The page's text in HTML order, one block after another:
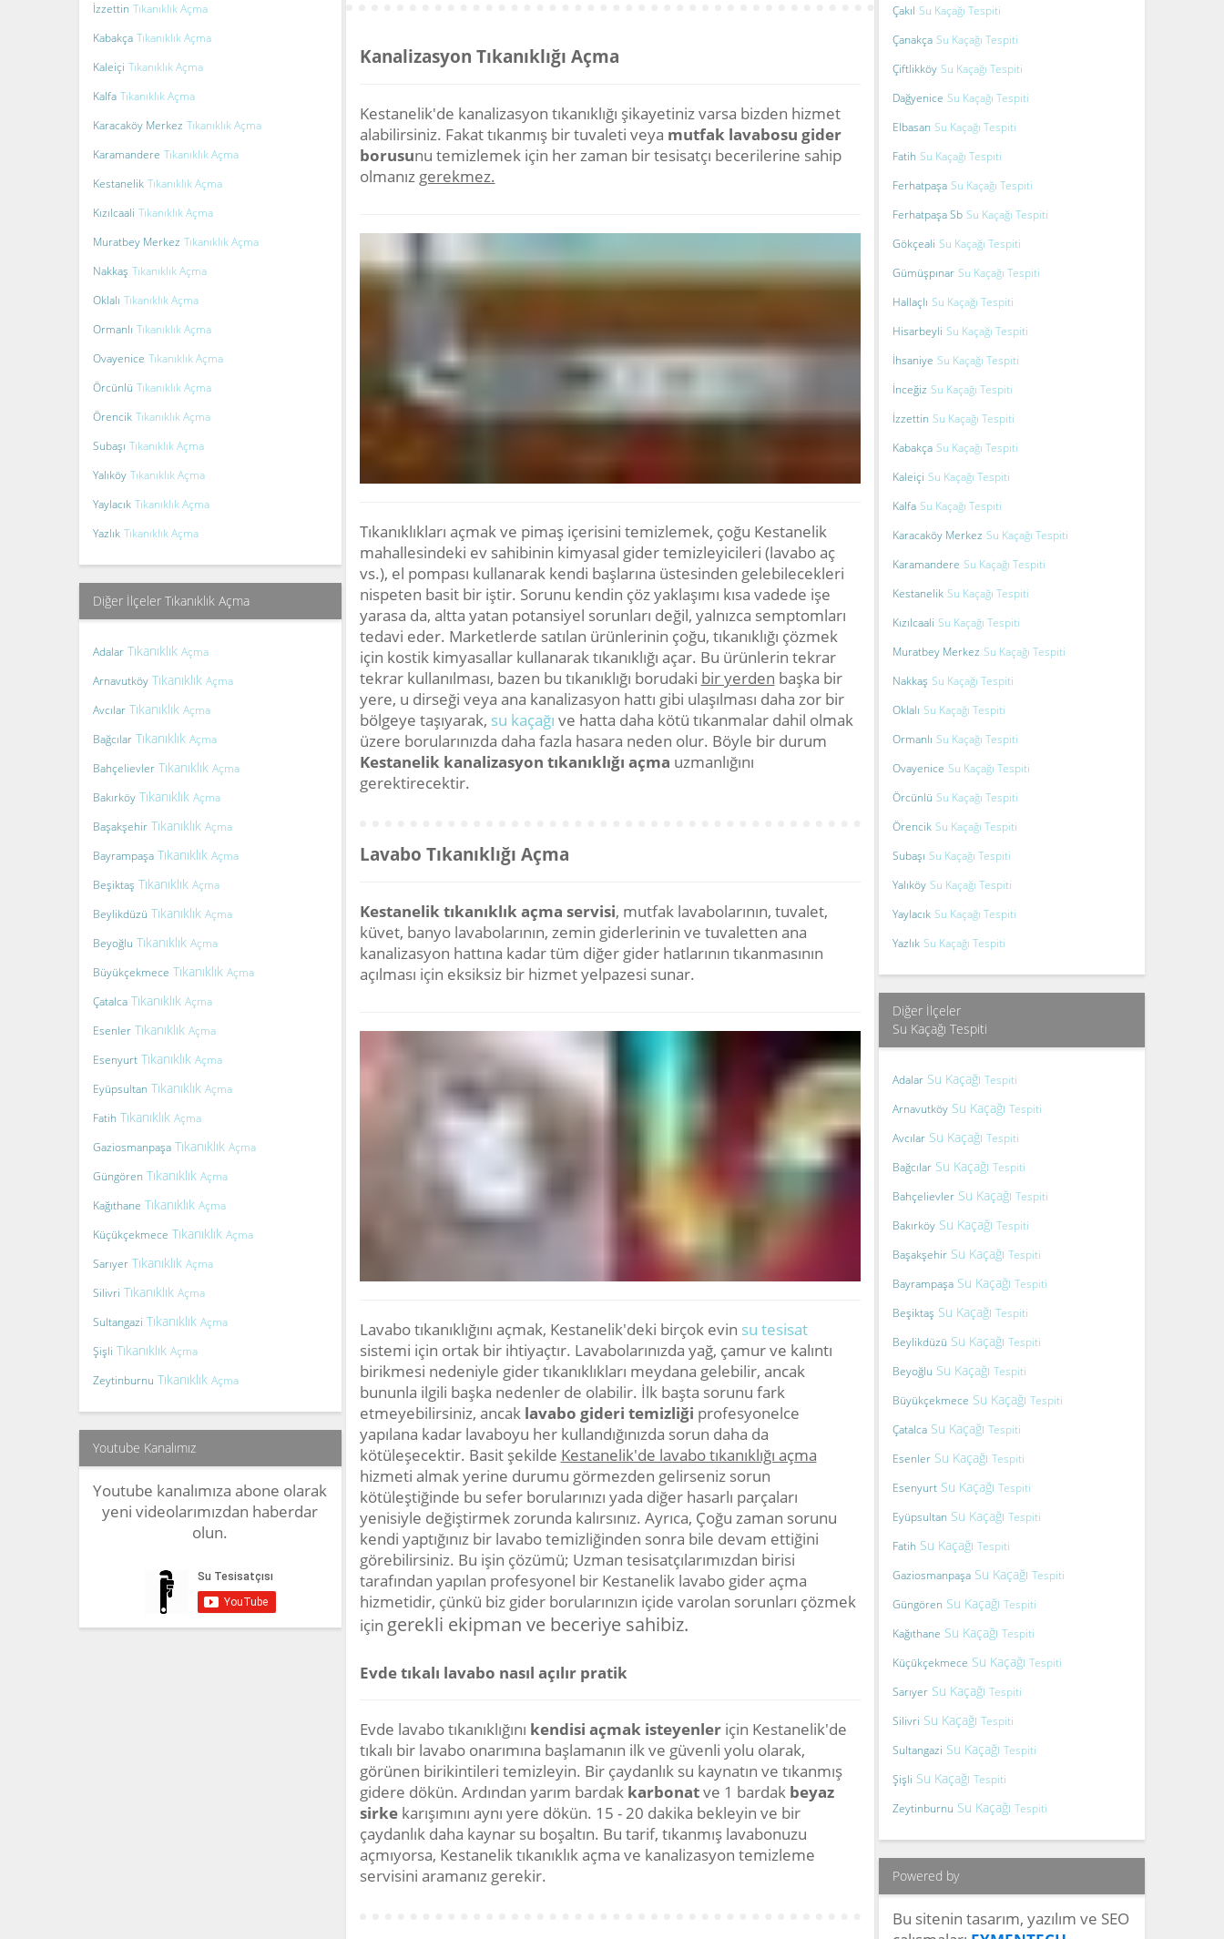
Kanalizasyon Tıkanıklığı Açma
Kestanelik'de kanalizasyon tıkanıklığı şikayetiniz varsa bizden hizmet
alabilirsiniz. Fakat tıkanmış bir tuvaleti veya mutfak lavabosu gider
borusunu temizlemek için her zaman bir tesisatçı becerilerine sahip
olmanız gerekmez.
Tıkanıklıkları açmak ve pimaş içerisini temizlemek, çoğu Kestanelik
mahallesindeki ev sahibinin kimyasal gider temizleyicileri (lavabo aç
vs.), el pompası kullanarak kendi başlarına üstesinden gelebilecekleri
nispeten basit bir iştir. Sorunu kendin çöz yaklaşımı kısa vadede işe
yarasa da, altta yatan potansiyel sorunları değil, yalnızca semptomları
tedavi eder. Marketlerde satılan ürünlerinin çoğu, tıkanıklığı çözmek
için kostik kimyasallar kullanarak tıkanıklığı açar. Bu ürünlerin tekrar
tekrar kullanılması, bazen bu tıkanıklığı borudaki bir yerden başka bir
yere, u dirseği veya ana kanalizasyon hattı gibi ulaşılması daha zor bir
bölgeye taşıyarak, su kaçağı ve hatta daha kötü tıkanmalar dahil olmak
üzere borularınızda daha fazla hasara neden olur. Böyle bir durum
Kestanelik kanalizasyon tıkanıklığı açma uzmanlığını
gerektirecektir.
Lavabo Tıkanıklığı Açma
Kestanelik tıkanıklık açma servisi, mutfak lavabolarının, tuvalet,
küvet, banyo lavabolarının, zemin giderlerinin ve tuvaletten ana
kanalizasyon hattına kadar tüm diğer gider hatlarının tıkanmasının
açılması için eksiksiz bir hizmet yelpazesi sunar.
Lavabo tıkanıklığını açmak, Kestanelik'deki birçok evin su tesisat
sistemi için ortak bir ihtiyaçtır. Lavabolarınızda yağ, çamur ve kalıntı
birikmesi nedeniyle gider tıkanıklıkları meydana gelebilir, ancak
bununla ilgili başka nedenler de olabilir. İlk başta sorunu fark
etmeyebilirsiniz, ancak lavabo gideri temizliği profesyonelce
yapılana kadar lavaboyu her kullandığınızda sorun daha da
kötüleşecektir. Basit şekilde Kestanelik'de lavabo tıkanıklığı açma
hizmeti almak yerine durumu görmezden gelirseniz sorun
kötüleştiğinde bu sefer borularınızı yada diğer hasarlı parçaları
yenisiyle değiştirmek zorunda kalırsınız. Ayrıca, Çoğu zaman sorunu
kendi yaptığınız bir lavabo temizliğinden sonra bile devam ettiğini
görebilirsiniz. Bu işin çözümü; Uzman tesisatçılarımızdan birisi
tarafından yapılan profesyonel bir Kestanelik lavabo gider açma
hizmetidir, çünkü biz gider borularınızın içide varolan sorunları çözmek
için gerekli ekipman ve beceriye sahibiz.
Evde tıkalı lavabo nasıl açılır pratik
Evde lavabo tıkanıklığını kendisi açmak isteyenleriçin Kestanelik'de
tıkalı bir lavabo onarımına başlamanın ilk ve güvenli yolu olarak,
görünen birikintileri temizleyin. Bir çaydanlık su kaynatın ve tıkanmış
gidere dökün. Ardından yarım bardak karbonatve 1 bardak beyaz
sirkekarışımını aynı yere dökün. 15 - 20 dakika bekleyin ve bir
çaydanlık daha kaynar su boşaltın. Bu tarif, tıkanmış lavabonuzu
açmıyorsa, Kestanelik tıkanıklık açma ve kanalizasyon temizleme
servisini aramanız gerekir.
İzzettin Tıkanıklık Açma
Kabakça Tıkanıklık Açma
Kaleiçi Tıkanıklık Açma
Kalfa Tıkanıklık Açma
Karacaköy Merkez Tıkanıklık Açma
Karamandere Tıkanıklık Açma
Kestanelik Tıkanıklık Açma
Kızılcaali Tıkanıklık Açma
Muratbey Merkez Tıkanıklık Açma
Nakkaş Tıkanıklık Açma
Oklalı Tıkanıklık Açma
Ormanlı Tıkanıklık Açma
Ovayenice Tıkanıklık Açma
Örcünlü Tıkanıklık Açma
Örencik Tıkanıklık Açma
Subaşı Tıkanıklık Açma
Yalıköy Tıkanıklık Açma
Yaylacık Tıkanıklık Açma
Yazlık Tıkanıklık Açma
Diğer İlçeler Tıkanıklık Açma
Adalar Tıkanıklık Açma
Arnavutköy Tıkanıklık Açma
Avcılar Tıkanıklık Açma
Bağcılar Tıkanıklık Açma
Bahçelievler Tıkanıklık Açma
Bakırköy Tıkanıklık Açma
Başakşehir Tıkanıklık Açma
Bayrampaşa Tıkanıklık Açma
Beşiktaş Tıkanıklık Açma
Beylikdüzü Tıkanıklık Açma
Beyoğlu Tıkanıklık Açma
Büyükçekmece Tıkanıklık Açma
Çatalca Tıkanıklık Açma
Esenler Tıkanıklık Açma
Esenyurt Tıkanıklık Açma
Eyüpsultan Tıkanıklık Açma
Fatih Tıkanıklık Açma
Gaziosmanpaşa Tıkanıklık Açma
Güngören Tıkanıklık Açma
Kağıthane Tıkanıklık Açma
Küçükçekmece Tıkanıklık Açma
Sarıyer Tıkanıklık Açma
Silivri Tıkanıklık Açma
Sultangazi Tıkanıklık Açma
Şişli Tıkanıklık Açma
Zeytinburnu Tıkanıklık Açma
Youtube Kanalımız
Youtube kanalımıza abone olarak
yeni videolarımızdan haberdar
olun.
Çakıl Su Kaçağı Tespiti
Çanakça Su Kaçağı Tespiti
Çiftlikköy Su Kaçağı Tespiti
Dağyenice Su Kaçağı Tespiti
Elbasan Su Kaçağı Tespiti
Fatih Su Kaçağı Tespiti
Ferhatpaşa Su Kaçağı Tespiti
Ferhatpaşa Sb Su Kaçağı Tespiti
Gökçeali Su Kaçağı Tespiti
Gümüşpınar Su Kaçağı Tespiti
Hallaçlı Su Kaçağı Tespiti
Hisarbeyli Su Kaçağı Tespiti
İhsaniye Su Kaçağı Tespiti
İnceğiz Su Kaçağı Tespiti
İzzettin Su Kaçağı Tespiti
Kabakça Su Kaçağı Tespiti
Kaleiçi Su Kaçağı Tespiti
Kalfa Su Kaçağı Tespiti
Karacaköy Merkez Su Kaçağı Tespiti
Karamandere Su Kaçağı Tespiti
Kestanelik Su Kaçağı Tespiti
Kızılcaali Su Kaçağı Tespiti
Muratbey Merkez Su Kaçağı Tespiti
Nakkaş Su Kaçağı Tespiti
Oklalı Su Kaçağı Tespiti
Ormanlı Su Kaçağı Tespiti
Ovayenice Su Kaçağı Tespiti
Örcünlü Su Kaçağı Tespiti
Örencik Su Kaçağı Tespiti
Subaşı Su Kaçağı Tespiti
Yalıköy Su Kaçağı Tespiti
Yaylacık Su Kaçağı Tespiti
Yazlık Su Kaçağı Tespiti
Diğer İlçeler
Su Kaçağı Tespiti
AdalarSu Kaçağı Tespiti
ArnavutköySu Kaçağı Tespiti
AvcılarSu Kaçağı Tespiti
BağcılarSu Kaçağı Tespiti
BahçelievlerSu Kaçağı Tespiti
BakırköySu Kaçağı Tespiti
BaşakşehirSu Kaçağı Tespiti
BayrampaşaSu Kaçağı Tespiti
Beşiktaş Su Kaçağı Tespiti
Beylikdüzü Su Kaçağı Tespiti
Beyoğlu Su Kaçağı Tespiti
Büyükçekmece Su Kaçağı Tespiti
ÇatalcaSu Kaçağı Tespiti
EsenlerSu Kaçağı Tespiti
EsenyurtSu Kaçağı Tespiti
Eyüpsultan Su Kaçağı Tespiti
Fatih Su Kaçağı Tespiti
GaziosmanpaşaSu Kaçağı Tespiti
Güngören Su Kaçağı Tespiti
Kağıthane Su Kaçağı Tespiti
Küçükçekmece Su Kaçağı Tespiti
SarıyerSu Kaçağı Tespiti
Silivri Su Kaçağı Tespiti
Sultangazi Su Kaçağı Tespiti
Şişli Su Kaçağı Tespiti
Zeytinburnu Su Kaçağı Tespiti
Powered by
Bu sitenin tasarım, yazılım ve SEO